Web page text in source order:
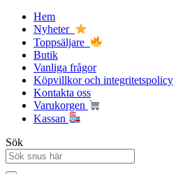
Hem
Nyheter
Toppsäljare
Butik
Vanliga frågor
Köpvillkor och integritetspolicy
Kontakta oss
Varukorgen
Kassan
Sök